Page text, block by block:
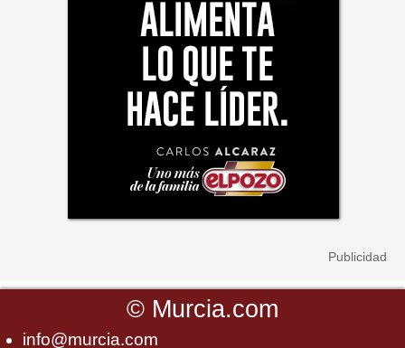
© Murcia.com
info@murcia.com